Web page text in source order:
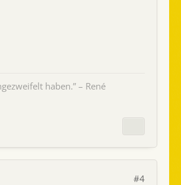
haben.” – René
#4